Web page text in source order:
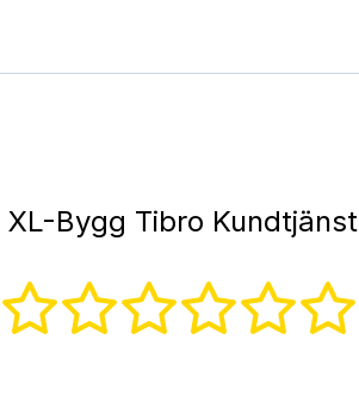
XL-Bygg Tibro Kundtjänst